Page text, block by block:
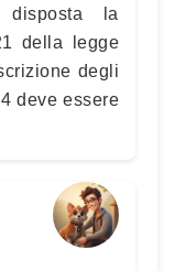
la
della legge
degli
deve essere